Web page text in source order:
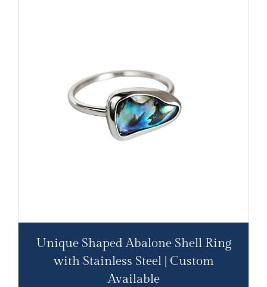
Unique Shaped Abalone Shell Ring
with Stainless Steel | Custom
Available